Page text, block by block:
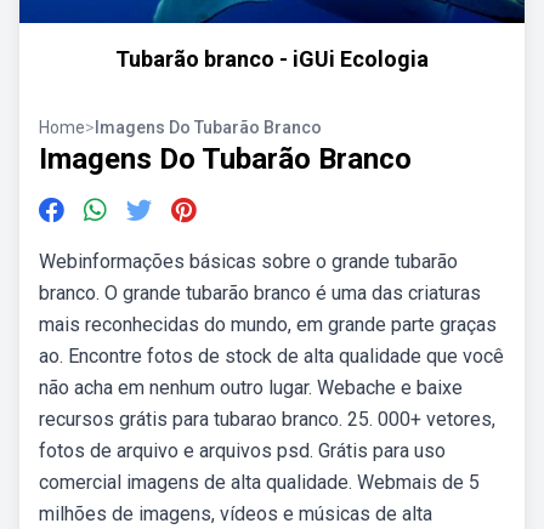
Tubarão branco - iGUi Ecologia
Home> Imagens Do Tubarão Branco
Imagens Do Tubarão Branco
Webinformações básicas sobre o grande tubarão
branco. O grande tubarão branco é uma das criaturas
mais reconhecidas do mundo, em grande parte graças
ao. Encontre fotos de stock de alta qualidade que você
não acha em nenhum outro lugar. Webache e baixe
recursos grátis para tubarao branco. 25. 000+ vetores,
fotos de arquivo e arquivos psd. Grátis para uso
comercial imagens de alta qualidade. Webmais de 5
milhões de imagens, vídeos e músicas de alta